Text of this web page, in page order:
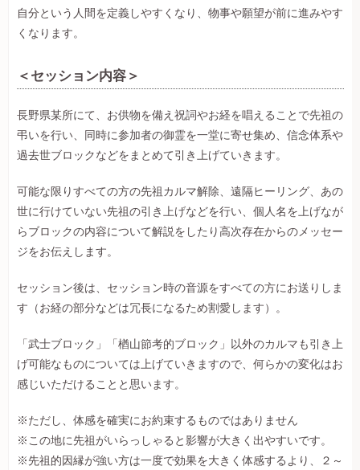
自分という人間を定義しやすくなり、物事や願望が前に進みやす
くなります。
＜セッション内容＞
長野県某所にて、お供物を備え祝詞やお経を唱えることで先祖の
弔いを行い、同時に参加者の御霊を一堂に寄せ集め、信念体系や
過去世ブロックなどをまとめて引き上げていきます。
可能な限りすべての方の先祖カルマ解除、遠隔ヒーリング、あの
世に行けていない先祖の引き上げなどを行い、個人名を上げなが
らブロックの内容について解説をしたり高次存在からのメッセー
ジをお伝えします。
セッション後は、セッション時の音源をすべての方にお送りしま
す（お経の部分などは冗長になるため割愛します）。
「武士ブロック」「楢山節考的ブロック」以外のカルマも引き上
げ可能なものについては上げていきますので、何らかの変化はお
感じいただけることと思います。
※ただし、体感を確実にお約束するものではありません
※この地に先祖がいらっしゃると影響が大きく出やすいです。
※先祖的因縁が強い方は一度で効果を大きく体感するより、２～